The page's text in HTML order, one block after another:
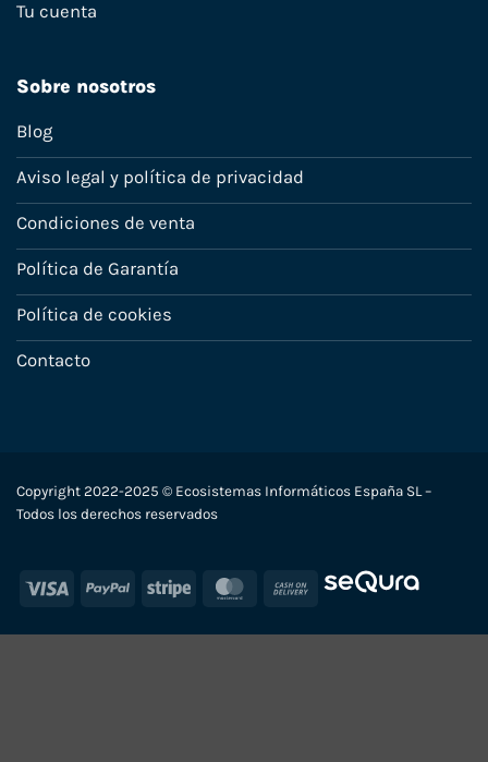
Tu cuenta
Sobre nosotros
Blog
Aviso legal y política de privacidad
Condiciones de venta
Política de Garantía
Política de cookies
Contacto
Copyright 2022-2025 © Ecosistemas Informáticos España SL –
Todos los derechos reservados
Visa PayPal Stripe MasterCard
Cash